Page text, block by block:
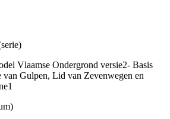
Vlaamse Ondergrond versie2- Basis
Gulpen, Lid van Zevenwegen en